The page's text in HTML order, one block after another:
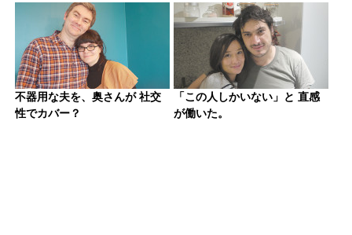
不器用な夫を、奥さんが 社交
性でカバー？
「この人しかいない」と 直感
が働いた。